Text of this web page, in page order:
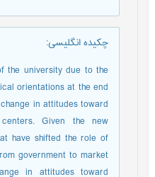
چکیده انگلیسی:
the university due to the
orientations at the end
in attitudes toward
Given the new
have shifted the role of
government to market
in attitudes toward